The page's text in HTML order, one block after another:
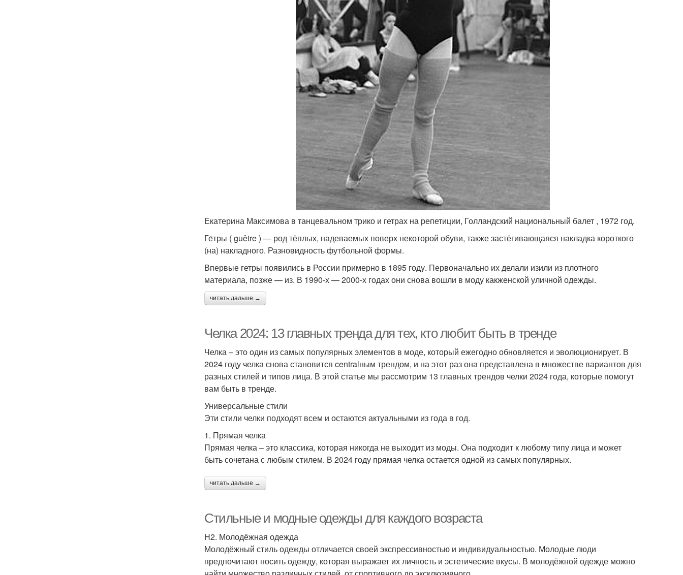
Екатерина Максимова в танцевальном трико и гетрах на репетиции, Голландский национальный балет , 1972 год.
Ге́тры ( guêtre ) — род тёплых, надеваемых поверх некоторой обуви, также застёгивающаяся накладка короткого
(на) накладного. Разновидность футбольной формы.
Впервые гетры появились в России примерно в 1895 году. Первоначально их делали изили из плотного
материала, позже — из. В 1990-х — 2000-х годах они снова вошли в моду какженской уличной одежды.
читать дальше →
Челка 2024: 13 главных тренда для тех, кто любит быть в тренде
Челка – это один из самых популярных элементов в моде, который ежегодно обновляется и эволюционирует. В
2024 году челка снова становится centralным трендом, и на этот раз она представлена в множестве вариантов для
разных стилей и типов лица. В этой статье мы рассмотрим 13 главных трендов челки 2024 года, которые помогут
вам быть в тренде.
Универсальные стили
Эти стили челки подходят всем и остаются актуальными из года в год.
1. Прямая челка
Прямая челка – это классика, которая никогда не выходит из моды. Она подходит к любому типу лица и может
быть сочетана с любым стилем. В 2024 году прямая челка остается одной из самых популярных.
читать дальше →
Стильные и модные одежды для каждого возраста
H2. Молодёжная одежда
Молодёжный стиль одежды отличается своей экспрессивностью и индивидуальностью. Молодые люди
предпочитают носить одежду, которая выражает их личность и эстетические вкусы. В молодёжной одежде можно